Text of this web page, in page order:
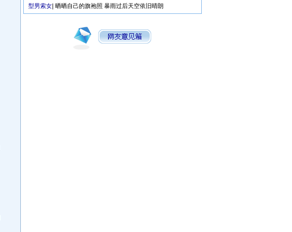
型男索女 晒晒自己的旗袍照 暴雨过后天空依旧晴朗